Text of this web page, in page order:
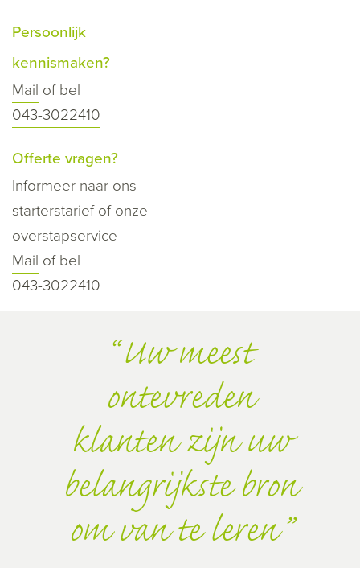
Persoonlijk
kennismaken?
Mail of bel
043-3022410
Offerte vragen?
Informeer naar ons
starterstarief of onze
overstapservice
Mail of bel
043-3022410
Uw meest
ontevreden
klanten zijn uw
belangrijkste bron
om van te leren